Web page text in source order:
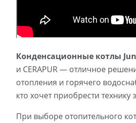
Конденсационные котлы
и CERAPUR — отличное
отопления и горячего
кто хочет приобрести технику
При выборе отопительного